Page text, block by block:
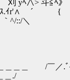
≦ﾍ》 ノ
ゞ
＿＿ /￣／.ﾞ
＿＿＿＿＿